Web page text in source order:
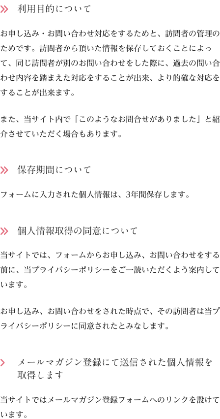
利用目的について
お申し込み・お問い合わせ対応をするためと、訪問者の管理の
ためです。訪問者から頂いた情報を保存しておくことによっ
て、同じ訪問者が別のお問い合わせをした際に、過去の問い合
わせ内容を踏まえた対応をすることが出来、より的確な対応を
することが出来ます。
また、当サイト内で「このようなお問合せがありました」と紹
介させていただく場合もあります。
保存期間について
フォームに入力された個人情報は、3年間保存します。
個人情報取得の同意について
当サイトでは、フォームからお申し込み、お問い合わせをする
前に、当プライバシーポリシーをご一読いただくよう案内して
います。
お申し込み、お問い合わせをされた時点で、その訪問者は当プ
ライバシーポリシーに同意されたとみなします。
メールマガジン登録にて送信された個人情報を
取得します
当サイトではメールマガジン登録フォームへのリンクを設けて
います。